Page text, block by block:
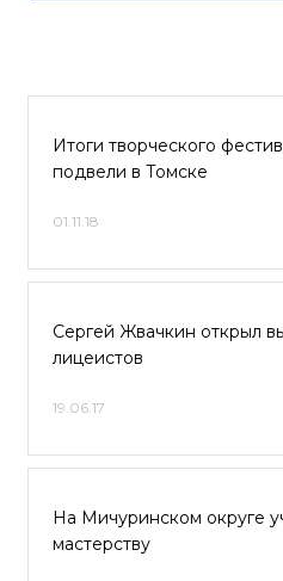
Итоги творческого
подвели в Томске
01.11.18
Сергей Жвачкин открыл
лицеистов
19.06.17
На Мичуринском округе
мастерству